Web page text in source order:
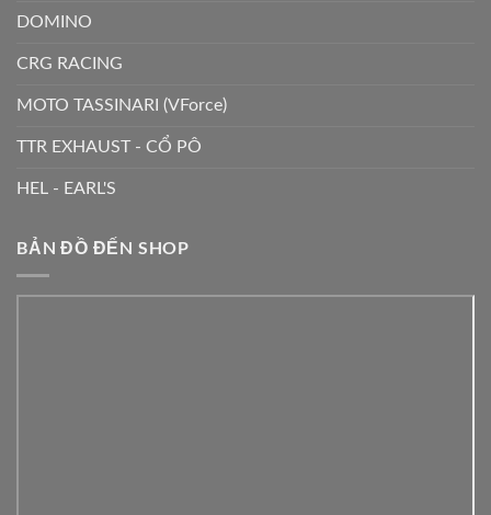
DOMINO
CRG RACING
MOTO TASSINARI (VForce)
TTR EXHAUST - CỔ PÔ
HEL - EARL'S
BẢN ĐỒ ĐẾN SHOP